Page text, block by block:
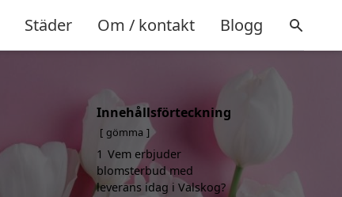
Städer Om / kontakt Blogg
Innehållsförteckning
gömma
1 Vem erbjuder
blomsterbud med
leverans idag i Valskog?